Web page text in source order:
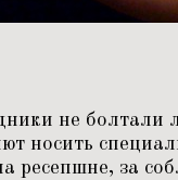
не болтали
носить
ресепшне, за